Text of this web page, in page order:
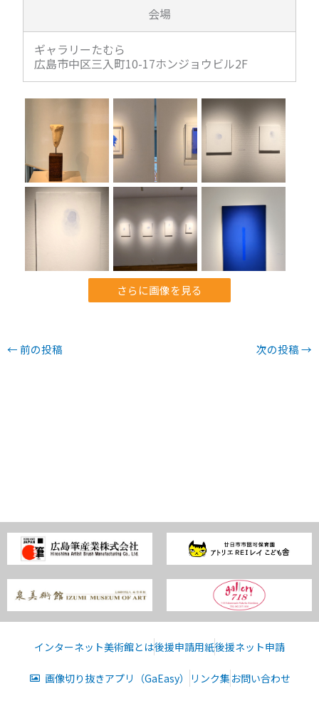
会場
ギャラリーたむら
広島市中区三入町10-17ホンジョウビル2F
さらに画像を見る
← 前の投稿 次の投稿→
インターネット美術館とは後援申請用紙後援ネット申請
画像切り抜きアプリ（GaEasy） リンク集 お問い合わせ